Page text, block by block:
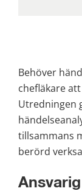
vid
Behöver
chefläkare
Utredningen
tillsammans
berörd